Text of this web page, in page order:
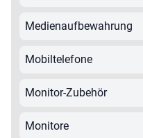
Medienaufbewahrung
Mobiltelefone
Monitor-Zubehör
Monitore